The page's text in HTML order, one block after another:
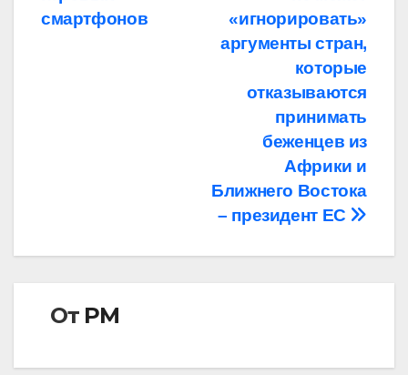
по
«игнорировать»
аргументы стран,
которые
отказываются
принимать
беженцев из
Африки и
Ближнего Востока
– президент ЕС
смартфонов
От РМ